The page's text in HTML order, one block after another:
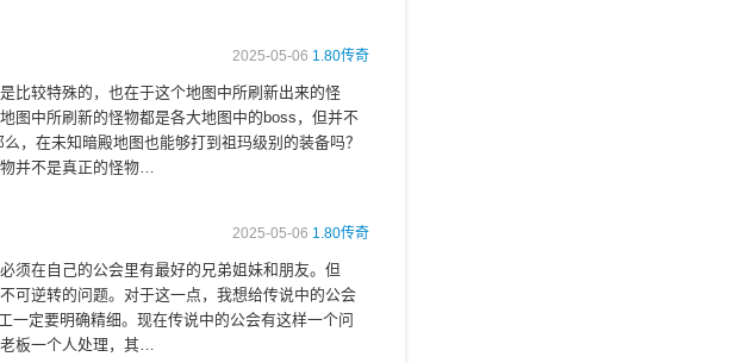
2025-05-06 1.80传奇
比较特殊的，也在于这个地图中所刷新出来的怪
图中所刷新的怪物都是各大地图中的boss，但并不
，在未知暗殿地图也能够打到祖玛级别的装备吗？
并不是真正的怪物…
2025-05-06 1.80传奇
须在自己的公会里有最好的兄弟姐妹和朋友。但
可逆转的问题。对于这一点，我想给传说中的公会
一定要明确精细。现在传说中的公会有这样一个问
板一个人处理，其…